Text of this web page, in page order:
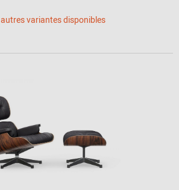
autres variantes disponibles